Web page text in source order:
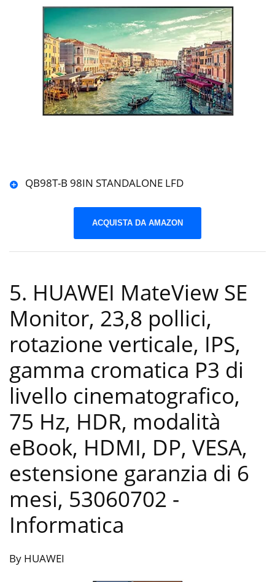
QB98T-B 98IN STANDALONE LFD
ACQUISTA DA AMAZON
5. HUAWEI MateView SE
Monitor, 23,8 pollici,
rotazione verticale, IPS,
gamma cromatica P3 di
livello cinematografico,
75 Hz, HDR, modalità
eBook, HDMI, DP, VESA,
estensione garanzia di 6
mesi, 53060702 -
Informatica
By HUAWEI